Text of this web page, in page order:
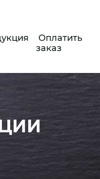
Оплатить
заказ